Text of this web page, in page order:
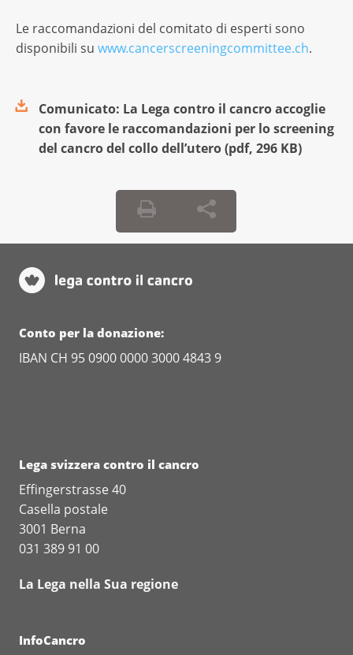
Le raccomandazioni del comitato di esperti sono
disponibili su www.cancerscreeningcommittee.ch.
Comunicato: La Lega contro il cancro accoglie
con favore le raccomandazioni per lo screening
del cancro del collo dell’utero(pdf, 296 KB)
Conto per la donazione:
IBAN CH 95 0900 0000 3000 4843 9
Lega svizzera contro il cancro
Effingerstrasse 40
Casella postale
3001 Berna
031 389 91 00
La Lega nella Sua regione
InfoCancro